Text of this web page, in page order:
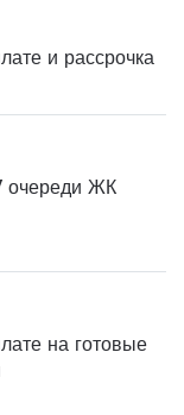
и рассрочка
очереди ЖК
на готовые